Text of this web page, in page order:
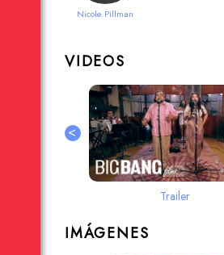
Nicole Pillman
VIDEOS
<
Trailer
IMÁGENES